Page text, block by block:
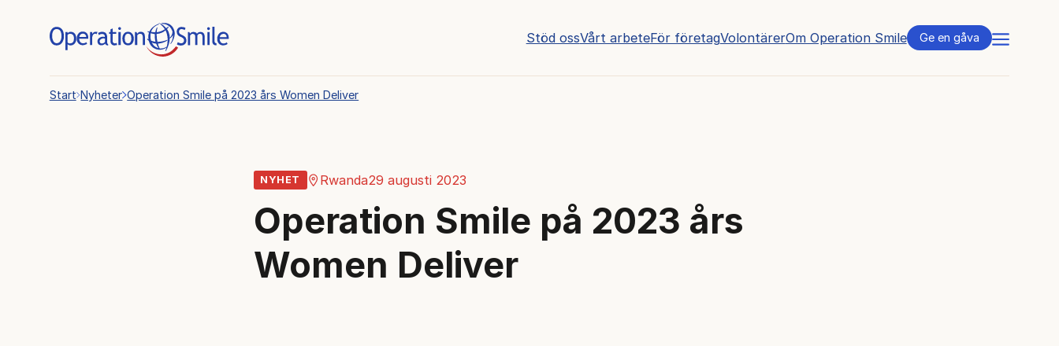
Stöd ossVårt arbeteFör företagVolontärerOm Operation Smile Ge en gåva
Start Nyheter Operation Smile på 2023 års Women Deliver
Operation Smile på 2023 års
Women Deliver
NYHET Rwanda29 augusti 2023